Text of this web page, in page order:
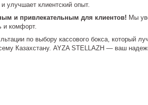
улучшает клиентский опыт.
и привлекательным для клиентов! Мы
и комфорт.
по выбору кассового бокса, который
Казахстану. AYZA STELLAZH — ваш